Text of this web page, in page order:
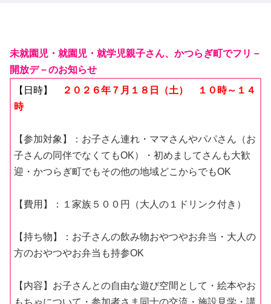
未就園児・就園児・就学児親子さん、かつらぎ町でフリ－
開放デ－のお知らせ
【日時】
２０２６年７ 月１８日（土） １０時～１４
時
【参加対象】：お子さん連れ・ママさんやパパさん（お
子さんの同伴でなくてもOK）・初めましてさんも大歓
迎・かつらぎ町でもその他の地域どこからでもOK
【費用】：１家族５００円（大人の１ドリンク付き）
【持ち物】：お子さんの飲み物おやつやお弁当・大人の
方のおやつやお弁当も持参OK
【内容】お子さんとの自由な遊び空間として・絵本やお
もちゃについて・参加者さま同士の交流・施設見学・講